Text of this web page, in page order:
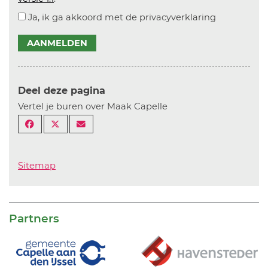
Ja, ik ga akkoord met de privacyverklaring
AANMELDEN
Deel deze pagina
Vertel je buren over Maak Capelle
Sitemap
Partners